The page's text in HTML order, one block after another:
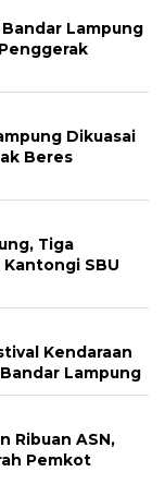
Lampung
Dikuasai
Beres
Tiga
SBU
Kendaraan
Lampung
Ribuan ASN,
Pemkot